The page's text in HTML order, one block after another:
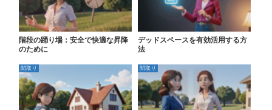
階段の踊り場：安全で快適な昇降
のために
デッドスペースを有効活用する方
法
間取り 間取り